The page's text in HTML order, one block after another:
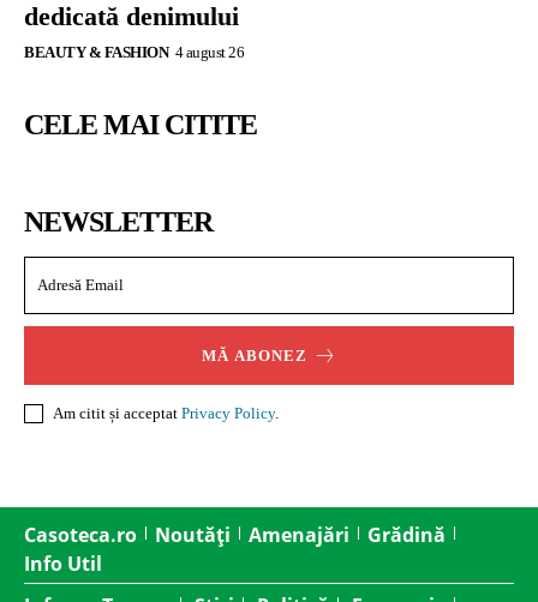
dedicată denimului
BEAUTY & FASHION 4 august 26
CELE MAI CITITE
NEWSLETTER
MĂ ABONEZ
Am citit și acceptat Privacy Policy.
Casoteca.ro Noutăți Amenajări
Grădină
Info Util